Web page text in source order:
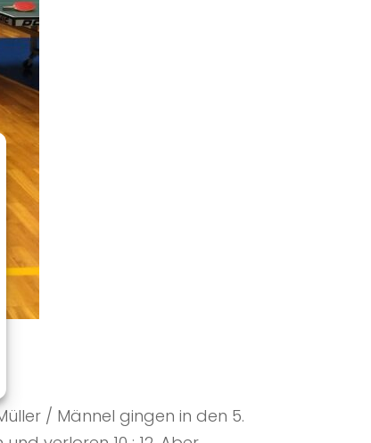
/ Männel gingen in den 5.